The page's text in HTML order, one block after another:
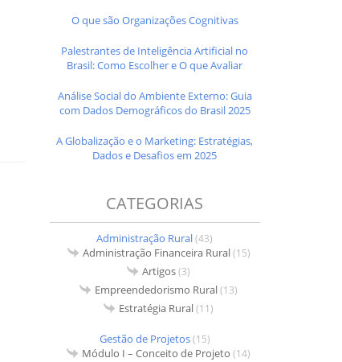
O que são Organizações Cognitivas
Palestrantes de Inteligência Artificial no
Brasil: Como Escolher e O que Avaliar
Análise Social do Ambiente Externo: Guia
com Dados Demográficos do Brasil 2025
A Globalização e o Marketing: Estratégias,
Dados e Desafios em 2025
CATEGORIAS
Administração Rural(43)
Administração Financeira Rural(15)
Artigos(3)
Empreendedorismo Rural(13)
Estratégia Rural(11)
Gestão de Projetos(15)
Módulo I – Conceito de Projeto (14)